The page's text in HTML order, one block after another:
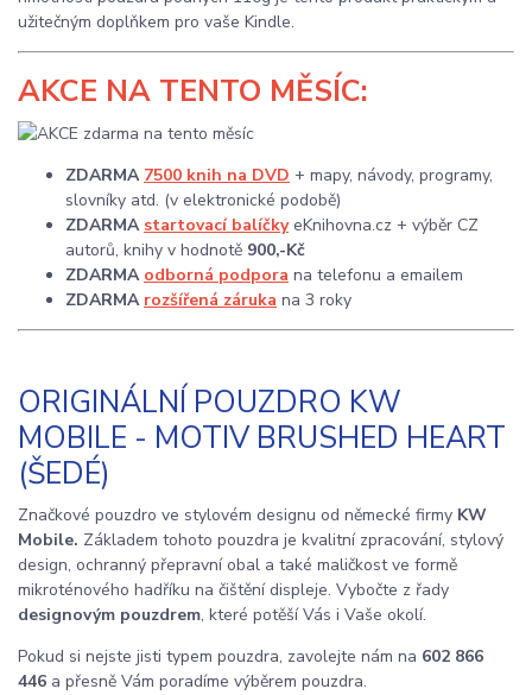
užitečným doplňkem pro vaše Kindle.
AKCE NA TENTO MĚSÍC:
ZDARMA 7500 knih na DVD + mapy, návody, programy,
slovníky atd. (v elektronické podobě)
ZDARMA startovací balíčkyeKnihovna.cz + výběr CZ
autorů, knihy v hodnotě 900,-Kč
ZDARMA odborná podpora na telefonu a emailem
ZDARMA rozšířená záruka na 3 roky
ORIGINÁLNÍ POUZDRO KW
MOBILE - MOTIV BRUSHED HEART
(ŠEDÉ)
Značkové pouzdro ve stylovém designu od německé firmy KW
Mobile. Základem tohoto pouzdra je kvalitní zpracování, stylový
design, ochranný přepravní obal a také maličkost ve formě
mikroténového hadříku na čištění displeje. Vybočte z řady
designovým pouzdrem, které potěší Vás i Vaše okolí.
Pokud si nejste jisti typem pouzdra, zavolejte nám na 602 866
446 a přesně Vám poradíme výběrem pouzdra.